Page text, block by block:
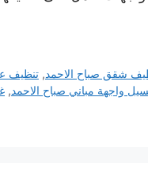
شقق صباح الاحمد,تنظيف
واجهة مباني صباح الاحمد,